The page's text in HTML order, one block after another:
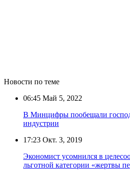
Новости по теме
06:45 Май 5, 2022
В Минцифры пообещали
индустрии
17:23 Окт. 3, 2019
Экономист усомнился в
льготной категории «жертвы